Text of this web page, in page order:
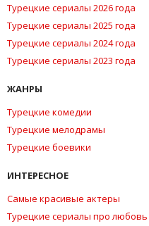
Турецкие сериалы 2026 года
Турецкие сериалы 2025 года
Турецкие сериалы 2024 года
Турецкие сериалы 2023 года
ЖАНРЫ
Турецкие комедии
Турецкие мелодрамы
Турецкие боевики
ИНТЕРЕСНОЕ
Самые красивые актеры
Турецкие сериалы про любовь